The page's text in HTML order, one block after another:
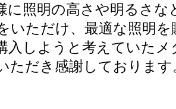
に照明の高さや明るさな
いただけ、最適な照明
入しようと考えていた
ただき感謝しております